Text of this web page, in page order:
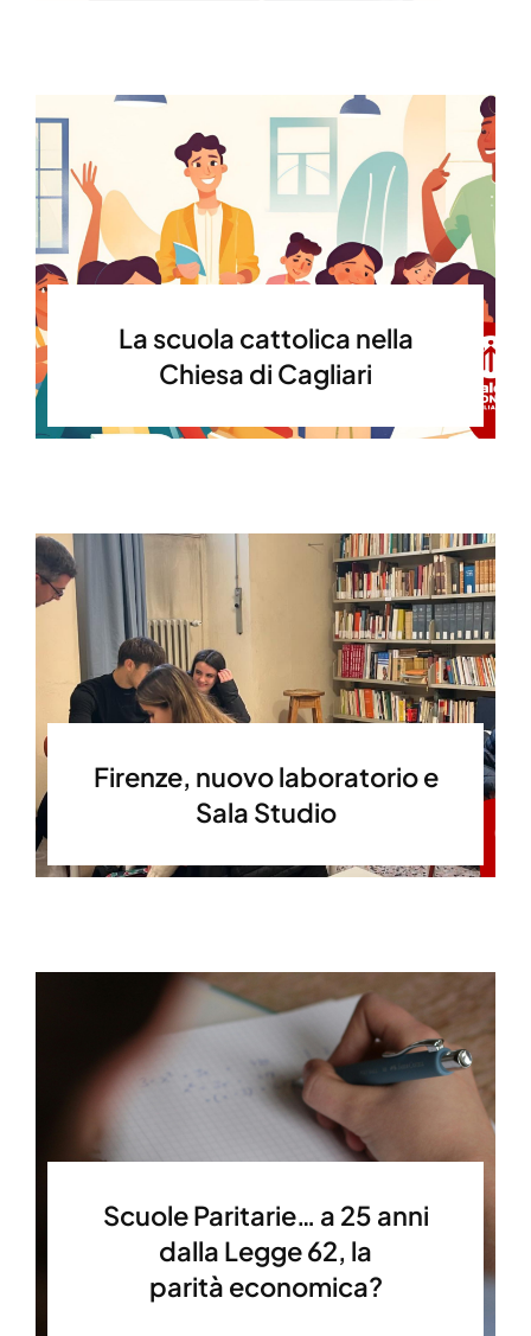
La scuola cattolica nella
Chiesa di Cagliari
Firenze, nuovo laboratorio e
Sala Studio
Scuole Paritarie… a 25 anni
dalla Legge 62, la
parità economica?